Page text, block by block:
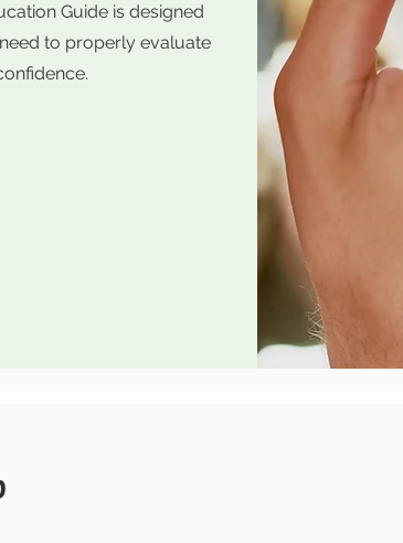
Guide is designed
to properly evaluate